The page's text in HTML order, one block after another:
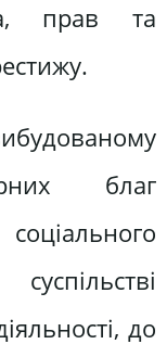
прав та
благ
до